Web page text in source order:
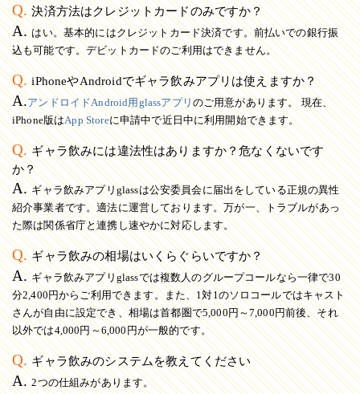
Q.決済方法はクレジットカードのみですか？
A.はい。基本的にはクレジットカード決済です。前払いでの銀行振
込も可能です。デビットカードのご利用はできません。
Q.iPhoneやAndroidでギャラ飲みアプリは使えますか？
A.アンドロイドAndroid用glassアプリのご用意があります。 現在、
iPhone版はApp Storeに申請中で近日中に利用開始できます。
Q.ギャラ飲みには違法性はありますか？危なくないです
か？
A.ギャラ飲みアプリglassは公安委員会に届出をしている正規の異性
紹介事業者です。適法に運営しております。万が一、トラブルがあっ
た際は関係省庁と連携し速やかに対応します。
Q.ギャラ飲みの相場はいくらぐらいですか？
A.ギャラ飲みアプリglassでは複数人のグループコールなら一律で30
分2,400円からご利用できます。また、1対1のソロコールではキャスト
さんが自由に設定でき、相場は首都圏で5,000円～7,000円前後、それ
以外では4,000円～6,000円が一般的です。
Q.ギャラ飲みのシステムを教えてください
A.2つの仕組みがあります。